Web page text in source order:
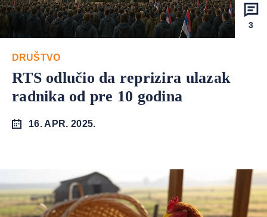
3
DRUŠTVO
RTS odlučio da reprizira ulazak
radnika od pre 10 godina
16. APR. 2025.